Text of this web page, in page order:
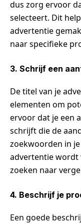
dus zorg ervoor
selecteert. Dit
advertentie
naar specifieke
3. Schrijf een
De titel van je
elementen om
ervoor dat je een
schrijft die de
zoekwoorden in
advertentie wordt
zoeken naar
4. Beschrijf je
Een goede